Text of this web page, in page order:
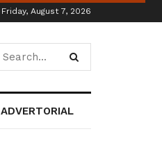
Friday, August 7, 2026
ADVERTORIAL